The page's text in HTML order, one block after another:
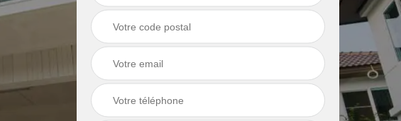
Rénovation de
Démoussage de
toiture 21
Couvreur zingueur
21